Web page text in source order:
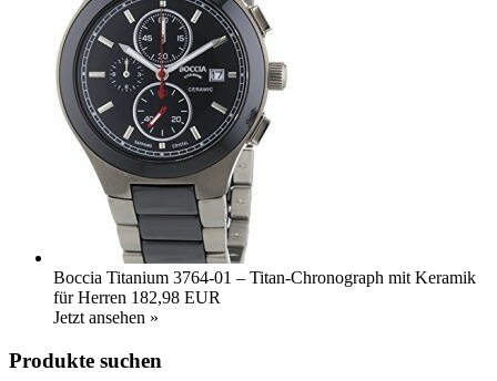
Boccia Titanium 3764-01 – Titan-Chronograph mit Keramik
für Herren 182,98 EUR
Jetzt ansehen »
Produkte suchen